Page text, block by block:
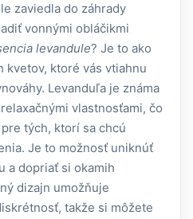
zaviedla do záhrady
vonnými obláčikmi
levandule? Je to ako
kvetov, ktoré vás vtiahnu
Levanduľa je známa
vlastnosťami, čo
tých, ktorí sa chcú
Je to možnosť uniknúť
a dopriať si okamih
dizajn umožňuje
takže si môžete